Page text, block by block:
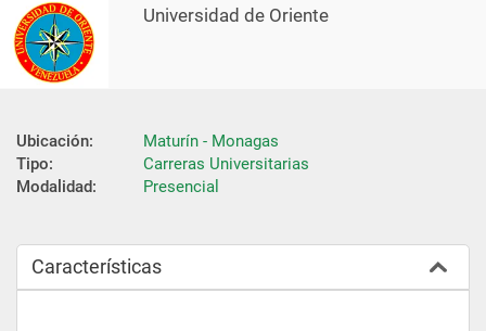
Universidad de Oriente
Ubicación:
Maturín - Monagas
Tipo:
Carreras Universitarias
Modalidad:
Presencial
Características